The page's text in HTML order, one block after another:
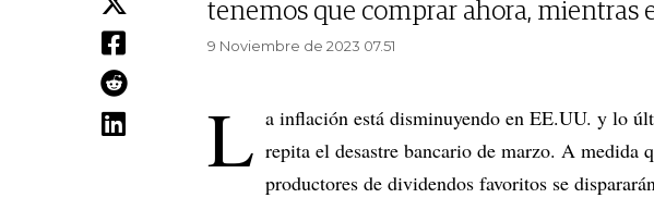
tenemos que comprar ahora, mientras
9 Noviembre de 2023 07.51
L a inflación está disminuyendo en EE.UU. y lo
repita el desastre bancario de marzo. A medida
productores de dividendos favoritos se